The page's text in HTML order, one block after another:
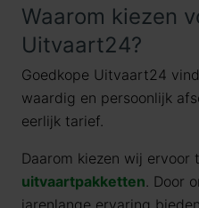
Waarom kiezen
Uitvaart24?
Goedkope Uitvaart24
waardig en persoonlijk
eerlijk tarief.
Daarom kiezen wij ervoor
uitvaartpakketten. Door
jarenlange ervaring